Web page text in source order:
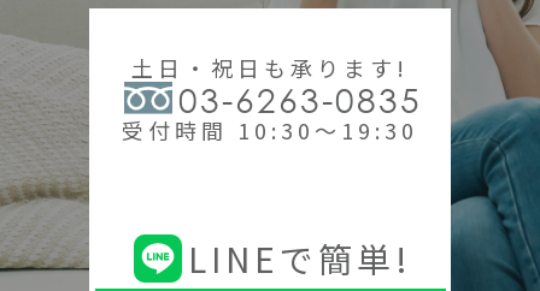
土日・祝日も承ります!
03-6263-0835
受付時間 10:30～19:30
LINEで簡単!